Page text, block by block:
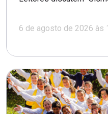
6 de agosto de 2026 às